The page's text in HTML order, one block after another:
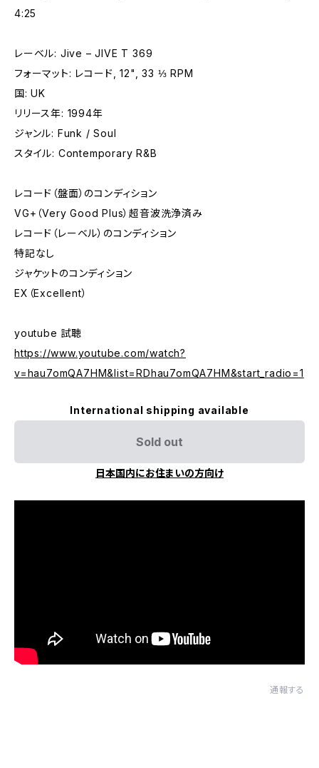
4:25
レーベル: Jive – JIVE T 369
フォーマット: レコード, 12", 33 ⅓ RPM
国: UK
リリース年: 1994年
ジャンル: Funk / Soul
スタイル: Contemporary R&B
レコード（盤面）のコンディション
VG+（Very Good Plus）超音波洗浄済み
レコード（レーベル）のコンディション
特記なし
ジャケットのコンディション
EX（Excellent）
youtube 試聴
https://www.youtube.com/watch?
v=hau7omQA7HM&list=RDhau7omQA7HM&start_radio=1
International shipping available
Sold out
日本国内にお住まいの方向け
通報する